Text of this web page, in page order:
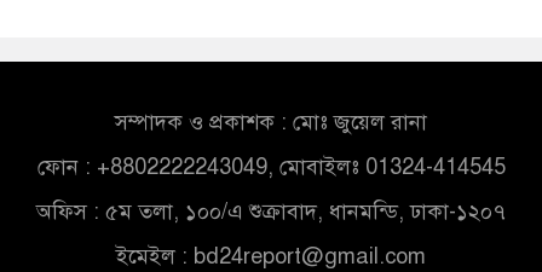
সম্পাদক ও প্রকাশক : মোঃ জুয়েল রানা
ফোন : +8802222243049, মোবাইলঃ 01324-414545
অফিস : ৫ম তলা, ১০০/এ শুক্রাবাদ, ধানমন্ডি, ঢাকা-১২০৭
ইমেইল : bd24report@gmail.com